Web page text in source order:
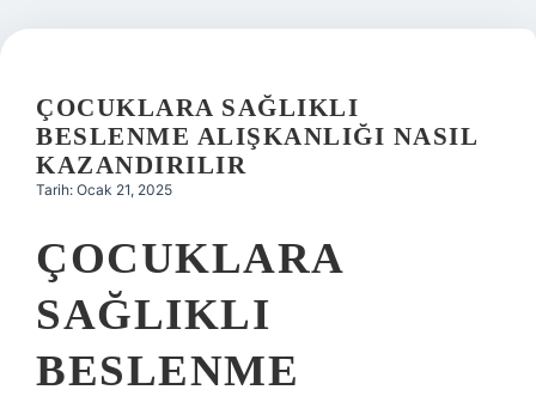
Yasal Uyarı
ÇOCUKLARA SAĞLIKLI
BESLENME ALIŞKANLIĞI NASIL
KAZANDIRILIR
Tarih: Ocak 21, 2025
ÇOCUKLARA
SAĞLIKLI
BESLENME